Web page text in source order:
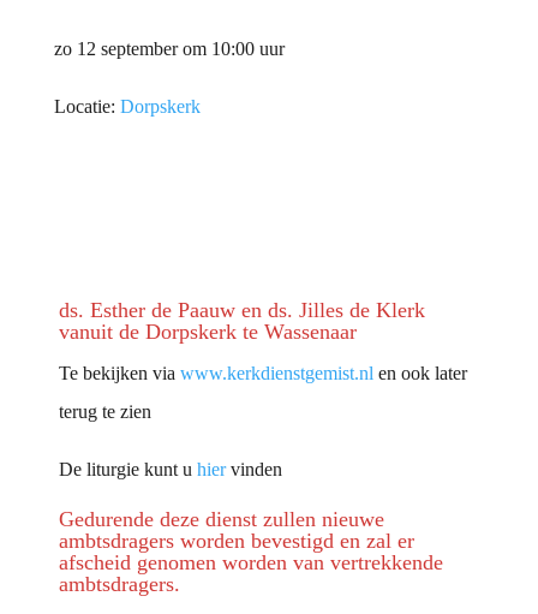
zo 12 september om 10:00 uur
Locatie: Dorpskerk
ds. Esther de Paauw en ds. Jilles de Klerk
vanuit de Dorpskerk te Wassenaar
Te bekijken via www.kerkdienstgemist.nl en ook later
terug te zien
De liturgie kunt u hiervinden
Gedurende deze dienst zullen nieuwe
ambtsdragers worden bevestigd en zal er
afscheid genomen worden van vertrekkende
ambtsdragers.